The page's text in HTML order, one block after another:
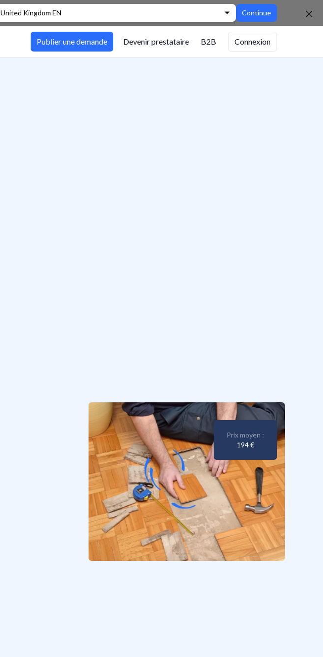
United Kingdom EN Continue
Publier une demande Devenir prestataire B2B Connexion
Prix moyen :
194 €